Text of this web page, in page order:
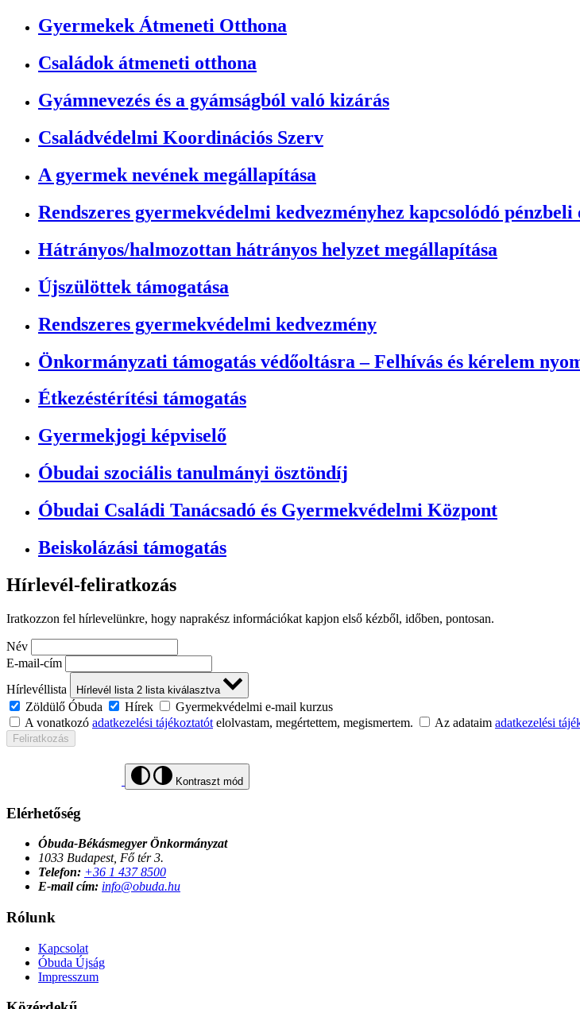
Gyermekek Átmeneti Otthona
Családok átmeneti otthona
Gyámnevezés és a gyámságból való kizárás
Családvédelmi Koordinációs Szerv
A gyermek nevének megállapítása
Rendszeres gyermekvédelmi kedvezményhez kapcsolódó pénzbeli
Hátrányos/halmozottan hátrányos helyzet megállapítása
Újszülöttek támogatása
Rendszeres gyermekvédelmi kedvezmény
Önkormányzati támogatás védőoltásra – Felhívás és kérelem
Étkezéstérítési támogatás
Gyermekjogi képviselő
Óbudai szociális tanulmányi ösztöndíj
Óbudai Családi Tanácsadó és Gyermekvédelmi Központ
Beiskolázási támogatás
Hírlevél-feliratkozás
Iratkozzon fel hírlevelünkre, hogy naprakész információkat kapjon első kézből, időben, pontosan.
Név
E-mail-cím
Hírlevéllista
Hírlevél lista 2 lista kiválasztva
Zöldülő Óbuda Hírek
Gyermekvédelmi e-mail kurzus
A vonatkozó adatkezelési tájékoztatót elolvastam, megértettem, megismertem. Az adataim adatkezelési
Feliratkozás
Kontraszt mód
Elérhetőség
Óbuda-Békásmegyer Önkormányzat
1033 Budapest, Fő tér 3.
Telefon: +36 1 437 8500
E-mail cím: info@obuda.hu
Rólunk
Kapcsolat
Óbuda Újság
Impresszum